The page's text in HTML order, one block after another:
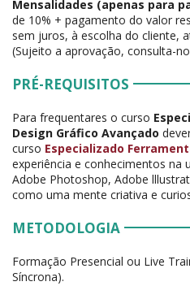
Mensalidades (apenas para
de 10% + pagamento do valor
sem juros, à escolha do cliente,
(Sujeito a aprovação, consulta-
PRÉ-REQUISITOS
Para frequentares o curso
Design Gráfico Avançado
curso Especializado
experiência e conhecimentos na
Adobe Photoshop, Adobe
como uma mente criativa e
METODOLOGIA
Formação Presencial ou Live
Síncrona).